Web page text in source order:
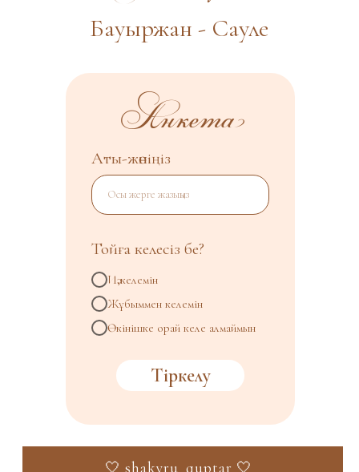
🤍 shakyru_quptar 🤍
Бауыржан - Сауле
Аты-жөніңіз
Осы жерге жазыңыз
Тойға келесіз бе?
Иә,келемін
Жұбыммен келемін
Өкінішке орай келе алмаймын
Тіркелу
Анкета